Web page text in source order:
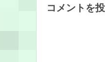
コメントを